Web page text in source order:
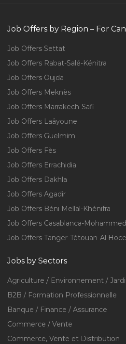
Job Offers by Region – For
Job Offers Settat
Job Offers Rabat-Salé-Kénitra
Job Offers Oujda
Job Offers Meknès
Job Offers Marrakech-Safi
Job Offers Laâyoune
Job Offers Guelmim
Job Offers Fès
Job Offers Errachidia
Job Offers Dakhla
Job Offers Agadir
Job Offers Béni Mellal-Khénifra
Job Offers Casablanca-
Job Offers Tanger-Tétouan-Al
Jobs by Sectors
Agriculture / Environnement /
B2B / Formation Professionnelle
Banque / Finance / Assurance
Commerce / Vente
Commerce, Vente et Distribution